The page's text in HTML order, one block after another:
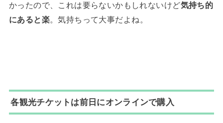
かったので、これは要らないかもしれないけど気持ち的
にあると楽。気持ちって大事だよね。
各観光チケットは前日にオンラインで購入